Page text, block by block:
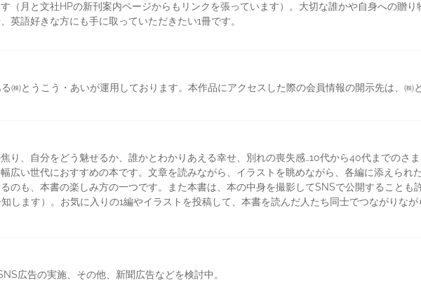
（月と文社HPの新刊案内ページからもリンクを張っています）。大切な誰かや自身への贈り
英語好きな方にも手に取っていただきたい1冊です。
㈱とうこう・あいが運用しております。本作品にアクセスした際の会員情報の開示先は、㈱
り、自分をどう魅せるか、誰かとわかりあえる幸せ、別れの喪失感…10代から40代までのさ
広い世代におすすめの本です。文章を読みながら、イラストを眺めながら、各編に添えられ
のも、本書の楽しみ方の一つです。また本書は、本の中身を撮影してSNSで公開することも
します）。お気に入りの1編やイラストを投稿して、本書を読んだ人たち同士でつながりなが
広告の実施、その他、新聞広告などを検討中。